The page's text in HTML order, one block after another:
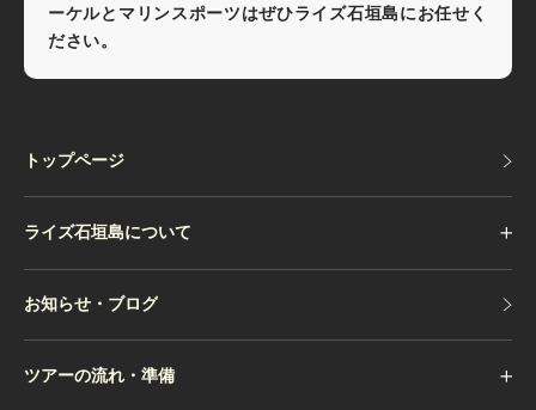
ーケルとマリンスポーツはぜひライズ石垣島にお任せく
ださい。
トップページ
ライズ石垣島について
お知らせ・ブログ
ツアーの流れ・準備